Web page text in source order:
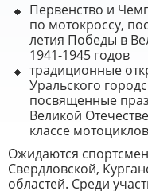
Первенство и
по мотокроссу,
летия Победы в
1941-1945 годов
традиционные
Уральского
посвященные
Великой
классе
Ожидаются
Свердловской,
областей. Среди